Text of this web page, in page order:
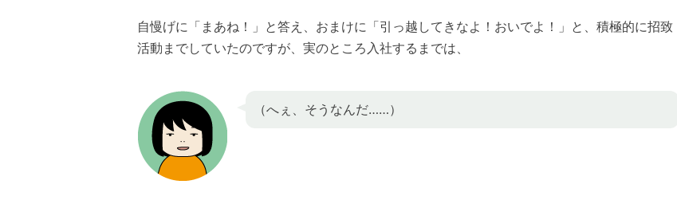
自慢げに「まあね！」と答え、おまけに「引っ越してきなよ！おいでよ！」と、積極的に招致
活動までしていたのですが、実のところ入社するまでは、
（へぇ、そうなんだ……）